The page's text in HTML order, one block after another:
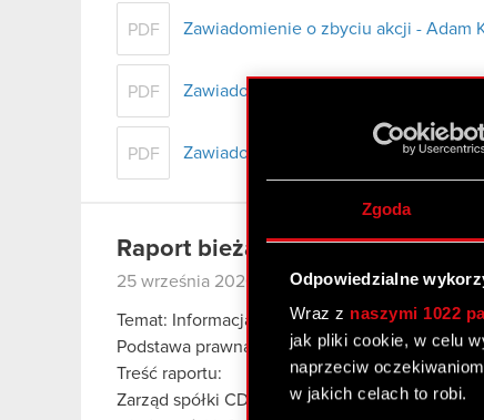
Zgoda
Odpowiedzialne
Wraz z naszymi 1022
jak pliki cookie, w celu
naprzeciw
w jakich celach to robi.
PDF Zawiadomienie o zbyciu akcji - Adam
PDF Zawiadomienie o zbyciu akcji - Piotr
PDF Zawiadomienie o zbyciu akcji - Michał
Raport bieżący nr 46/2020
25 września 2020 23:06
Temat: Informacja o transakcjach
Podstawa prawna: Art. 19 ust. 3 MAR
Treść raportu:
Zarząd spółki CD PROJEKT S.A. z siedzibą w